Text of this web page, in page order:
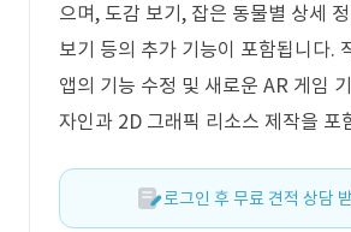
으며, 도감 보기, 잡은 동물별 상세
보기 등의 추가 기능이 포함됩니다.
앱의 기능 수정 및 새로운 AR 게임
자인과 2D 그래픽 리소스 제작을 포
로그인 후 무료 견적 상담